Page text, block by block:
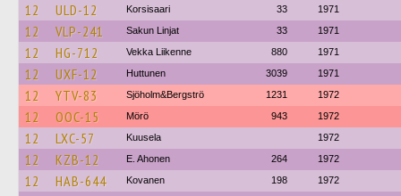
12 ULD-12 Korsisaari 33 1971
12 VLP-241 Sakun Linjat 33 1971
12 HG-712 Vekka Liikenne 880 1971
12 UXF-12 Huttunen 3039 1971
12 YTV-83 Sjöholm&Bergströ 1231 1972
12 OOC-15 Mörö 943 1972
12 LXC-57 Kuusela 1972
12 KZB-12 E. Ahonen 264 1972
12 HAB-644 Kovanen 198 1972